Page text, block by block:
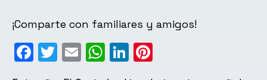
¡Comparte con familiares y amigos!
Facebook
Twitter
EmailWhatsApp
LinkedIn